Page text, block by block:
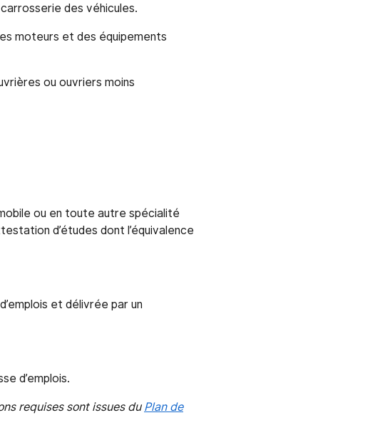
des véhicules.
moteurs et des équipements
ou ouvriers moins
ou en toute autre spécialité
d’études dont l’équivalence
et délivrée par un
d’emplois.
requises sont issues du Plan de